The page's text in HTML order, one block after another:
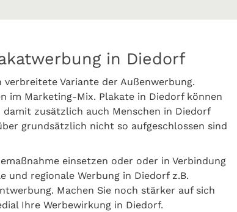
in Diedorf
Variante der Außenwerbung.
im Marketing-Mix. Plakate in Diedorf können
zusätzlich auch Menschen in Diedorf
grundsätzlich nicht so aufgeschlossen sind
einsetzen oder oder in Verbindung
und regionale Werbung in Diedorf z.B.
Machen Sie noch stärker auf sich
Ihre Werbewirkung in Diedorf.